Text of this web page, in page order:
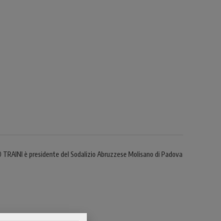
è presidente del Sodalizio Abruzzese Molisano di Padova